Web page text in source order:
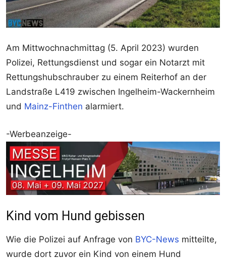
Am Mittwochnachmittag (5. April 2023) wurden
Polizei, Rettungsdienst und sogar ein Notarzt mit
Rettungshubschrauber zu einem Reiterhof an der
Landstraße L419 zwischen Ingelheim-Wackernheim
und Mainz-Finthen alarmiert.
-Werbeanzeige-
Kind vom Hund gebissen
Wie die Polizei auf Anfrage von BYC-News mitteilte,
wurde dort zuvor ein Kind von einem Hund